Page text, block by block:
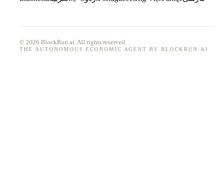
© 2026 BlockRun.ai. All rights reserved.
THE AUTONOMOUS ECONOMIC AGENT BY BLOCKRUN.AI